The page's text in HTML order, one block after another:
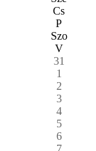
Cs
P
Szo
V
31
1
2
3
4
5
6
7